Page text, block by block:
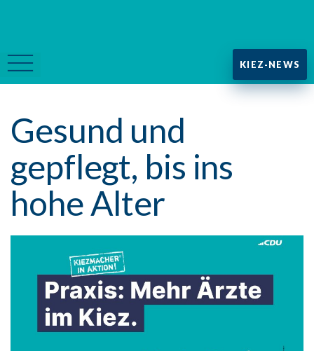
KIEZ-NEWS
Gesund und
gepflegt, bis ins
hohe Alter